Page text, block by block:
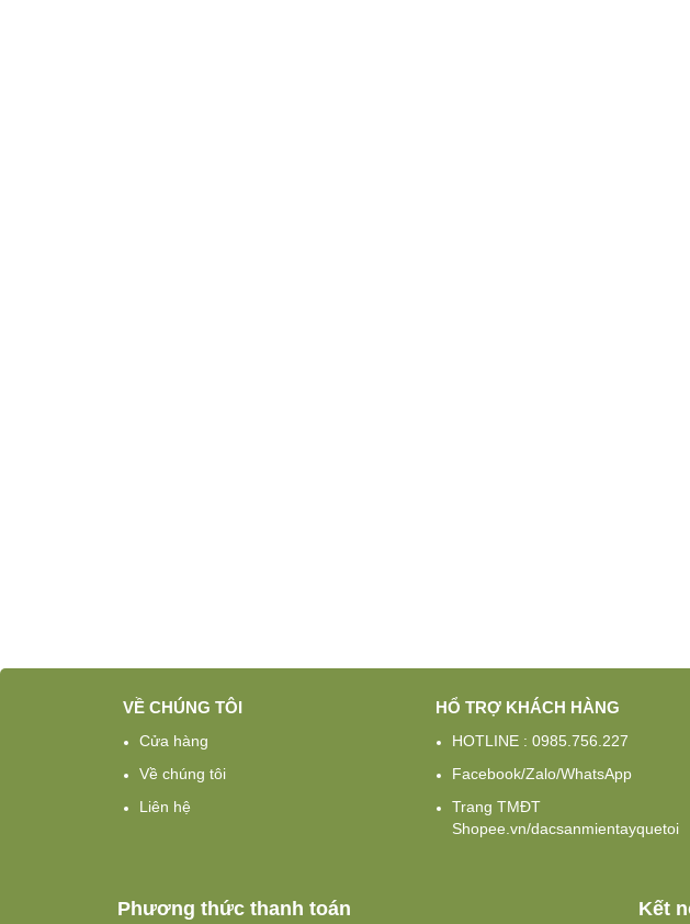
VỀ CHÚNG TÔI
Cửa hàng
Về chúng tôi
Liên hệ
HỔ TRỢ KHÁCH HÀNG
HOTLINE : 0985.756.227
Facebook/Zalo/WhatsApp
Trang TMĐT
Shopee.vn/dacsanmientayquetoi
Phương thức thanh toán Kết